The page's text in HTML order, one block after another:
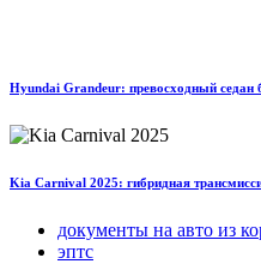
Hyundai Grandeur: превосходный седан
Kia Carnival 2025: гибридная
документы на авто из
эптс